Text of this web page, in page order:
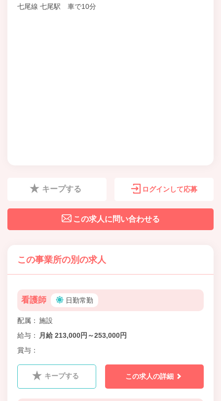
七尾線 七尾駅 車で10分
キープする ログインして応募
この求人に問い合わせる
この事業所の別の求人
看護師 日勤常勤
配属
施設
給与
月給 213,000円～253,000円
賞与
キープする この求人の詳細